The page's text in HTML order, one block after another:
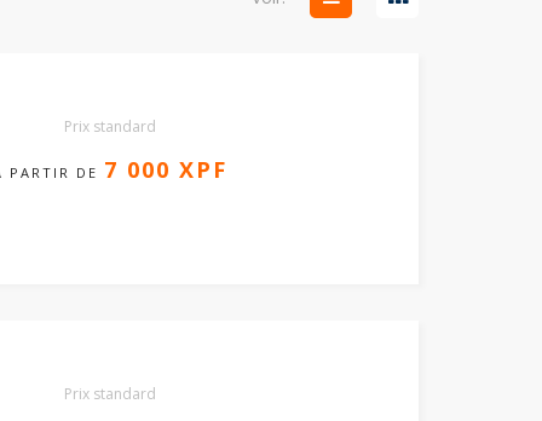
Prix standard
PARTIR DE 7 000 XPF
Prix standard